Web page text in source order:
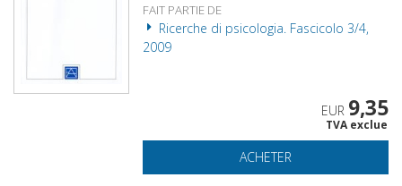
FAIT PARTIE DE
Ricerche di psicologia. Fascicolo 3/4,
2009
EUR 9,35
TVA exclue
ACHETER